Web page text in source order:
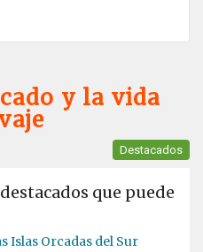
y la vida
Destacados
que puede
Islas Orcadas del Sur